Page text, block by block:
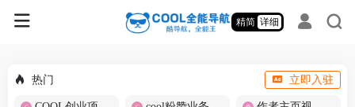
精简 详细
热门 立即入驻